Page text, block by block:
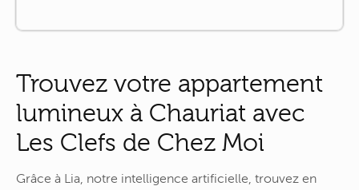
Trouvez votre appartement
lumineux à Chauriat avec
Les Clefs de Chez Moi
Grâce à Lia, notre intelligence artificielle, trouvez en